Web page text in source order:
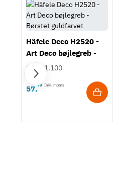
Häfele Deco H2520 -
Art Deco bøjlegreb -
Børstet guldfarvet
106.71.100
57,90 Inkl. moms